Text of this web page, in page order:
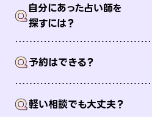
Q自分にあった占い師を
探すには？
Q予約はできる？
Q軽い相談でも大丈夫？